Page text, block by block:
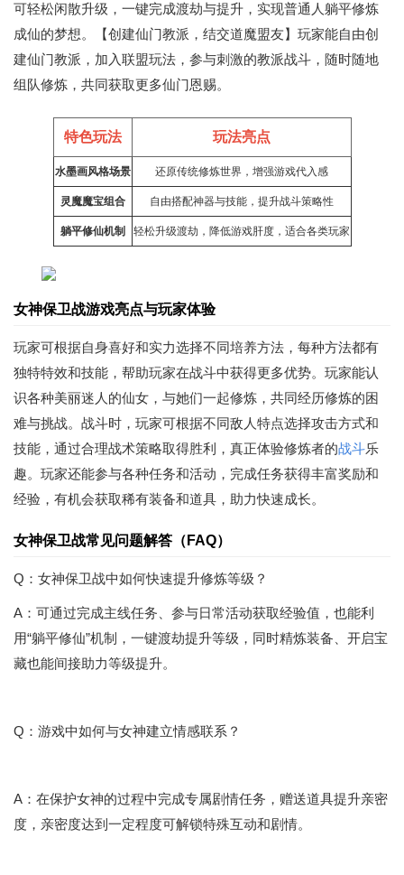
可轻松闲散升级，一键完成渡劫与提升，实现普通人躺平修炼
成仙的梦想。【创建仙门教派，结交道魔盟友】玩家能自由创
建仙门教派，加入联盟玩法，参与刺激的教派战斗，随时随地
组队修炼，共同获取更多仙门恩赐。
特色玩法 玩法亮点
水墨画风格场景 还原传统修炼世界，增强游戏代入感
灵魔魔宝组合 自由搭配神器与技能，提升战斗策略性
躺平修仙机制 轻松升级渡劫，降低游戏肝度，适合各类玩家
女神保卫战游戏亮点与玩家体验
玩家可根据自身喜好和实力选择不同培养方法，每种方法都有
独特特效和技能，帮助玩家在战斗中获得更多优势。玩家能认
识各种美丽迷人的仙女，与她们一起修炼，共同经历修炼的困
难与挑战。战斗时，玩家可根据不同敌人特点选择攻击方式和
技能，通过合理战术策略取得胜利，真正体验修炼者的战斗乐
趣。玩家还能参与各种任务和活动，完成任务获得丰富奖励和
经验，有机会获取稀有装备和道具，助力快速成长。
女神保卫战常见问题解答（FAQ）
Q：女神保卫战中如何快速提升修炼等级？
A：可通过完成主线任务、参与日常活动获取经验值，也能利
用“躺平修仙”机制，一键渡劫提升等级，同时精炼装备、开启宝
藏也能间接助力等级提升。
Q：游戏中如何与女神建立情感联系？
A：在保护女神的过程中完成专属剧情任务，赠送道具提升亲密
度，亲密度达到一定程度可解锁特殊互动和剧情。